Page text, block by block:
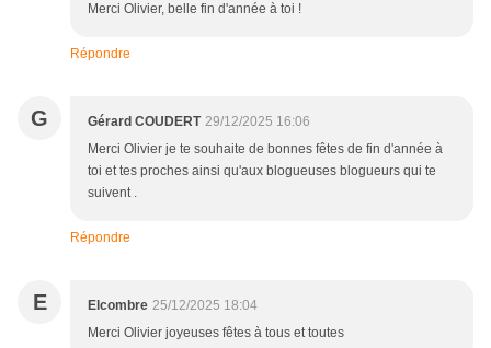
Merci Olivier, belle fin d'année à toi !
Répondre
G Gérard COUDERT 29/12/2025 16:06
Merci Olivier je te souhaite de bonnes fêtes de fin d'année à
toi et tes proches ainsi qu'aux blogueuses blogueurs qui te
suivent .
Répondre
E Elcombre 25/12/2025 18:04
Merci Olivier joyeuses fêtes à tous et toutes